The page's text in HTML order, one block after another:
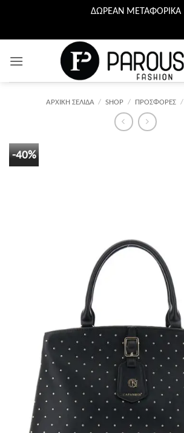
ΔΩΡΕΑΝ ΜΕΤΑΦΟΡΙΚΑ
στο
περιεχόμενο
ΑΡΧΙΚΉ ΣΕΛΊΔΑ / SHOP / ΠΡΟΣΦΟΡΕΣ /
-40%